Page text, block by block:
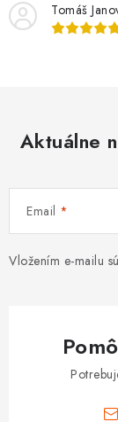
Tomáš
Aktuálne
Email
Vložením e-mailu